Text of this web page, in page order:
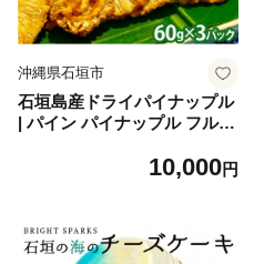
沖縄県石垣市
石垣島産ドライパイナップル
| パイン パイナップル フルー
子 おやつ 朝食 沖縄県 石垣市
10,000円